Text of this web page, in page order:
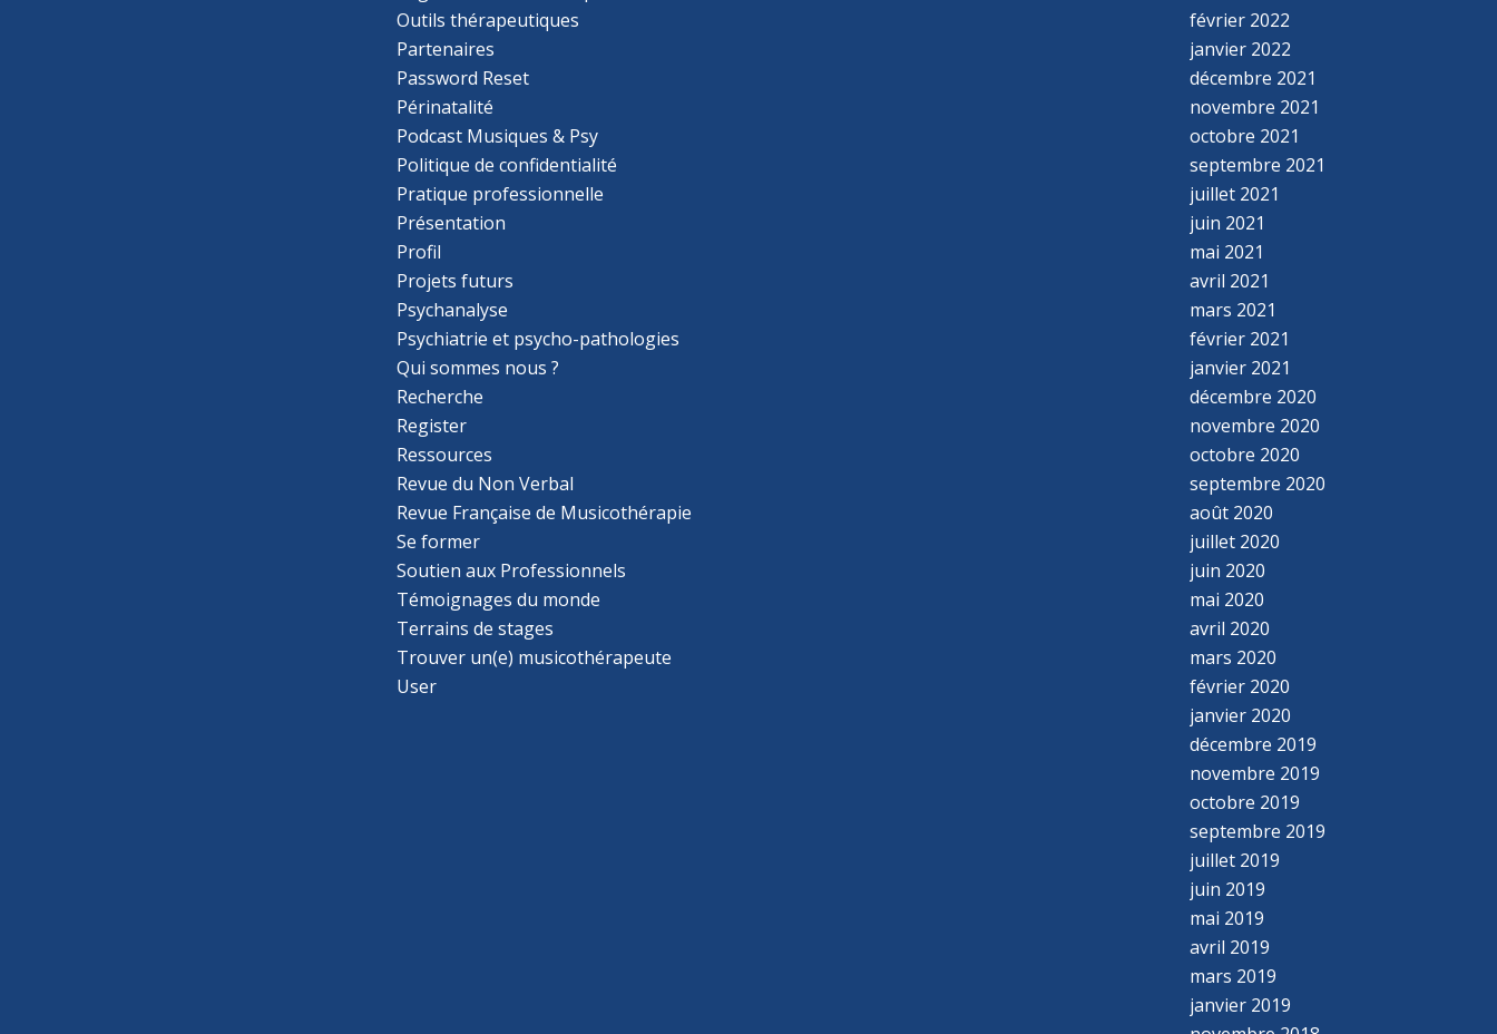
Outils thérapeutiques
Partenaires
Password Reset
Périnatalité
Podcast Musiques & Psy
Politique de confidentialité
Pratique professionnelle
Présentation
Profil
Projets futurs
Psychanalyse
Psychiatrie et psycho-pathologies
Qui sommes nous ?
Recherche
Register
Ressources
Revue du Non Verbal
Revue Française de Musicothérapie
Se former
Soutien aux Professionnels
Témoignages du monde
Terrains de stages
Trouver un(e) musicothérapeute
User
février 2022
janvier 2022
décembre 2021
novembre 2021
octobre 2021
septembre 2021
juillet 2021
juin 2021
mai 2021
avril 2021
mars 2021
février 2021
janvier 2021
décembre 2020
novembre 2020
octobre 2020
septembre 2020
août 2020
juillet 2020
juin 2020
mai 2020
avril 2020
mars 2020
février 2020
janvier 2020
décembre 2019
novembre 2019
octobre 2019
septembre 2019
juillet 2019
juin 2019
mai 2019
avril 2019
mars 2019
janvier 2019